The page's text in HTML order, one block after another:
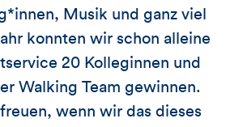
Musik und ganz viel
konnten wir schon alleine
20 Kolleginnen und
Walking Team gewinnen.
wenn wir das dieses